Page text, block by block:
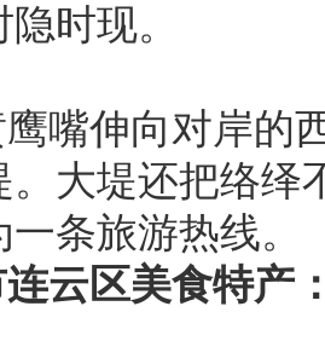
时现。
嘴伸向对岸的
。大堤还把络绎
条旅游热线。
云区美食特产